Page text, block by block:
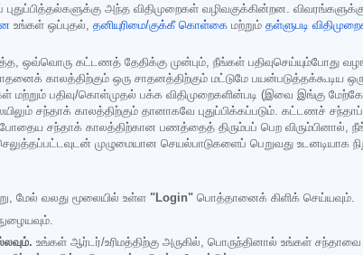
புதுப்பித்தல்களுக்கு அந்த விதிமுறைகள் வழிவகுக்கின்றன.
உங்கள் ஒப்புதல், தனியுரிமை/குக்கீ கொள்கை மற்றும் தள்ளுபடி
ஒவ்வொரு கட்டணத் தேதிக்கு முன்பும், நீங்கள் பதிவுசெய்யும்போது
காலத்திற்கும் ஒரு சாதனத்திற்கும் மட்டுமே பயன்படுத்தக்கூடிய
மற்றும் பதிவு/கொள்முதல் பக்க விதிமுறைகளின்படி (இவை இங்கு
சந்தாக் காலத்திற்கும் தானாகவே புதுப்பிக்கப்படும். கட்டணச்
சந்தாக் காலத்திற்கான பணத்தைத் திரும்பப் பெற
முழுமையான செயல்பாடுகளைப் பெறுவது உடனடியாக
மேல் வலது மூலையில் உள்ள "Login" பொத்தானைக் கிளிக் செய்யவும்.
உங்கள் ஆர்டர்/உரிமத்திற்கு அருகில், பொருந்தினால் உங்கள்